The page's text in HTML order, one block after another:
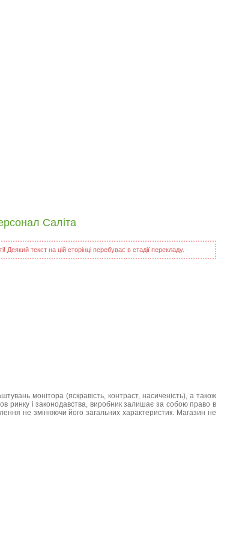
Саліта
текст на цій сторінці перебуває в стадії перекладу.
монітора (яскравість, контраст, насиченість), а також
ринку і законодавства, виробник залишає за собою право в
не змінюючи його загальних характеристик. Магазин не